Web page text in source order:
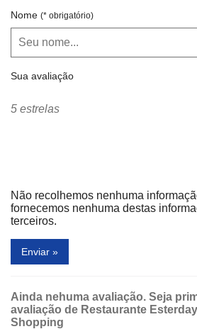
Nome (* obrigatório)
Sua avaliação
5 estrelas
Não recolhemos nenhuma
fornecemos nenhuma destas
terceiros.
Enviar »
Ainda nehuma avaliação. Seja
avaliação de Restaurante
Shopping